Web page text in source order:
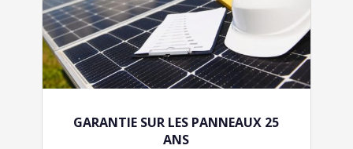
GARANTIE SUR LES PANNEAUX 25
ANS